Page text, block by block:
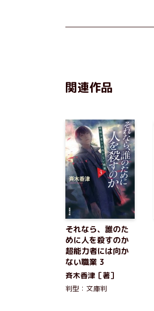
関連作品
それなら、誰のた
めに人を殺すのか
超能力者には向か
ない職業 3
斉木香津［著］
判型：文庫判